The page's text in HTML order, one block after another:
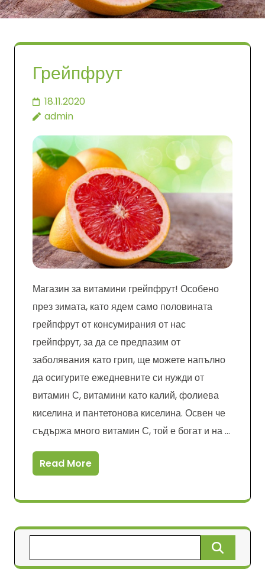
Грейпфрут
18.11.2020
admin
Магазин за витамини грейпфрут! Особено
през зимата, като ядем само половината
грейпфрут от консумирания от нас
грейпфрут, за да се предпазим от
заболявания като грип, ще можете напълно
да осигурите ежедневните си нужди от
витамин С, витамини като калий, фолиева
киселина и пантетонова киселина. Освен че
съдържа много витамин С, той е богат и на …
Read More
за: